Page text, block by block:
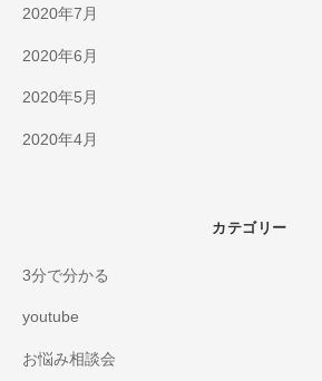
2020年7月
2020年6月
2020年5月
2020年4月
カテゴリー
3分で分かる
youtube
お悩み相談会